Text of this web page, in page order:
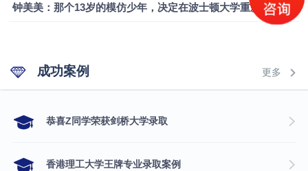
钟美美：那个13岁的模仿少年，决定在波士顿大学重新定义自己
成功案例 更多
​恭喜Z同学荣获剑桥大学录取
香港理工大学王牌专业录取案例